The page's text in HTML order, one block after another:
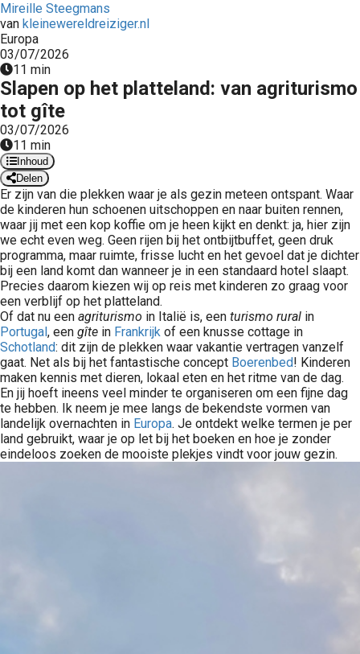
Mireille Steegmans
van kleinewereldreiziger.nl
Europa
03/07/2026
11 min
Slapen op het platteland: van agriturismo
tot gîte
03/07/2026
11 min
Inhoud
Delen
Er zijn van die plekken waar je als gezin meteen ontspant. Waar
de kinderen hun schoenen uitschoppen en naar buiten rennen,
waar jij met een kop koffie om je heen kijkt en denkt: ja, hier zijn
we echt even weg. Geen rijen bij het ontbijtbuffet, geen druk
programma, maar ruimte, frisse lucht en het gevoel dat je dichter
bij een land komt dan wanneer je in een standaard hotel slaapt.
Precies daarom kiezen wij op reis met kinderen zo graag voor
een verblijf op het platteland.
Of dat nu een agriturismo in Italië is, een turismo rural in
Portugal, een gîte in Frankrijk of een knusse cottage in
Schotland: dit zijn de plekken waar vakantie vertragen vanzelf
gaat. Net als bij het fantastische concept Boerenbed! Kinderen
maken kennis met dieren, lokaal eten en het ritme van de dag.
En jij hoeft ineens veel minder te organiseren om een fijne dag
te hebben. Ik neem je mee langs de bekendste vormen van
landelijk overnachten in Europa. Je ontdekt welke termen je per
land gebruikt, waar je op let bij het boeken en hoe je zonder
eindeloos zoeken de mooiste plekjes vindt voor jouw gezin.